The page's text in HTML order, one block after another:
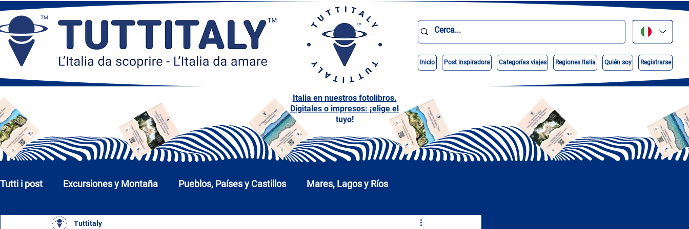
Inicio Post inspiradora Categorías viajes Regiones Italia Quién soy Registrarse
Italia en nuestros fotolibros.
Digitales o impresos: ¡elige el
tuyo!
Tutti i post Excursiones y Montaña Pueblos, Países y Castillos Mares, Lagos y Ríos
Iglesias, Monumentos y Museos Calabria
Tuttitaly